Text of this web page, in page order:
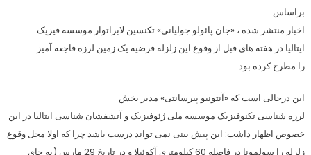
براساس
اخبار منتشر شده ، «جان پائولو جولیانی» تکنسین لابراتوار موسسه فیزیک
ایتالیا در هفته های قبل از وقوع این زلزله فرضیه یک زمین لرزه فاجعه آمیز
را مطرح کرده بود.
این درحالی است که «آنتونیو پیرسانتی» مدیر بخش
لرزه شناسی تکنوفیزیک موسسه ملی ژئوفیزیک و آتشفشان شناسی ایتالیا در این
خصوص اظهار داشت: این پیش بینی نمی تواند درست باشد چرا که اولا محل وقوع
زلزله را سولمونا در فاصله 60 کیلومتری آکوئیلا و در تاریخ 29 مارس (به جای